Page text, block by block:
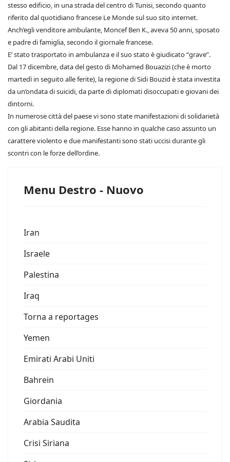
stesso edificio, in una strada del centro di Tunisi, secondo quanto
riferito dal quotidiano francese Le Monde sul suo sito internet.
Anch’egli venditore ambulante, Moncef Ben K., aveva 50 anni, sposato
e padre di famiglia, secondo il giornale francese.
E’ stato trasportato in ambulanza e il suo stato è giudicato “grave”.
Dal 17 dicembre, data del gesto di Mohamed Bouazizi (che è morto
martedì in seguito alle ferite), la regione di Sidi Bouzid è stata investita
da un’ondata di suicidi, da parte di diplomati disoccupati e giovani dei
dintorni.
In numerose città del paese vi sono state manifestazioni di solidarietà
con gli abitanti della regione. Esse hanno in qualche caso assunto un
carattere violento e due manifestanti sono stati uccisi durante gli
scontri con le forze dell’ordine.
Menu Destro - Nuovo
Iran
Israele
Palestina
Iraq
Torna a reportages
Yemen
Emirati Arabi Uniti
Bahrein
Giordania
Arabia Saudita
Crisi Siriana